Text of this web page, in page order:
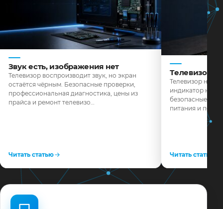
Звук есть, изображения нет
Телевизор воспроизводит звук, но экран
остаётся чёрным. Безопасные проверки,
профессиональная диагностика, цены из
прайса и ремонт телевизо…
Читать статью
Телевизор
Телевизор не
индикатор не
безопасные
питания и
Читать статью